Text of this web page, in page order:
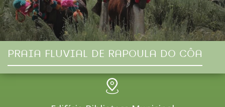
PRAIA FLUVIAL DE RAPOULA DO CÔA